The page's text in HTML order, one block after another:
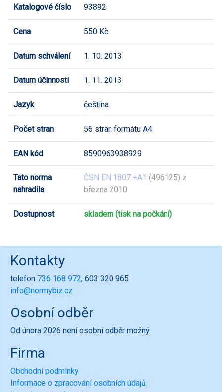
Katalogové číslo 93892
Cena 550 Kč
Datum schválení 1. 10. 2013
Datum účinnosti 1. 11. 2013
Jazyk čeština
Počet stran 56 stran formátu A4
EAN kód 8590963938929
Tato norma
nahradila
ČSN EN 1807 +A1 (496125) z
března 2010
Dostupnost skladem (tisk na počkání)
Kontakty
telefon 736 168 972, 603 320 965
info@normybiz.cz
Osobní odběr
Od února 2026 není osobní odběr možný.
Firma
Obchodní podmínky
Informace o zpracování osobních údajů